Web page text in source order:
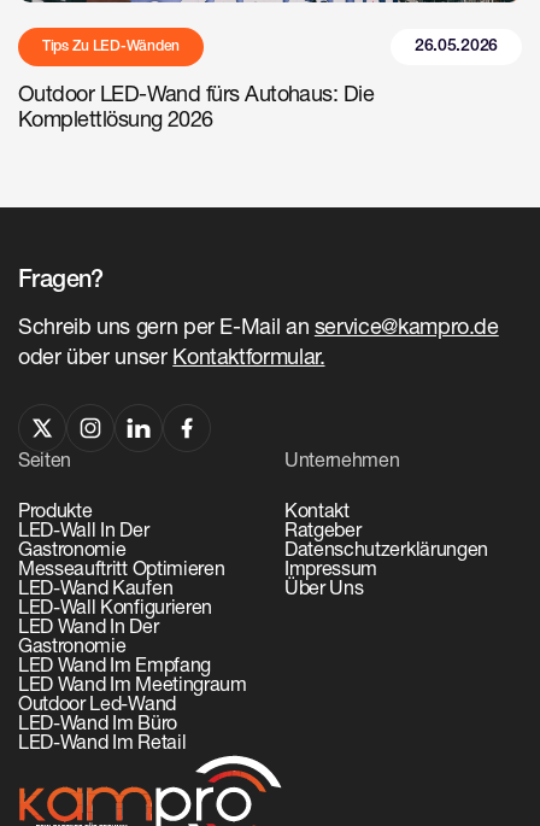
Tips Zu LED-Wänden 26.05.2026
Outdoor LED-Wand fürs Autohaus: Die
Komplettlösung 2026
Fragen?
Schreib uns gern per E-Mail an service@kampro.de
oder über unser Kontaktformular.
Seiten
Produkte
LED-Wall In Der
Gastronomie
Messeauftritt Optimieren
LED-Wand Kaufen
LED-Wall Konfigurieren
LED Wand In Der
Gastronomie
LED Wand Im Empfang
LED Wand Im Meetingraum
Outdoor Led-Wand
LED-Wand Im Büro
LED-Wand Im Retail
Unternehmen
Kontakt
Ratgeber
Datenschutzerklärungen
Impressum
Über Uns